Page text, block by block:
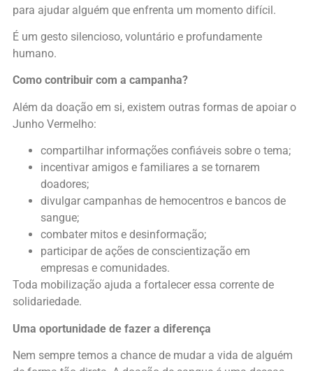
para ajudar alguém que enfrenta um momento difícil.
É um gesto silencioso, voluntário e profundamente
humano.
Como contribuir com a campanha?
Além da doação em si, existem outras formas de apoiar o
Junho Vermelho:
compartilhar informações confiáveis sobre o tema;
incentivar amigos e familiares a se tornarem
doadores;
divulgar campanhas de hemocentros e bancos de
sangue;
combater mitos e desinformação;
participar de ações de conscientização em
empresas e comunidades.
Toda mobilização ajuda a fortalecer essa corrente de
solidariedade.
Uma oportunidade de fazer a diferença
Nem sempre temos a chance de mudar a vida de alguém